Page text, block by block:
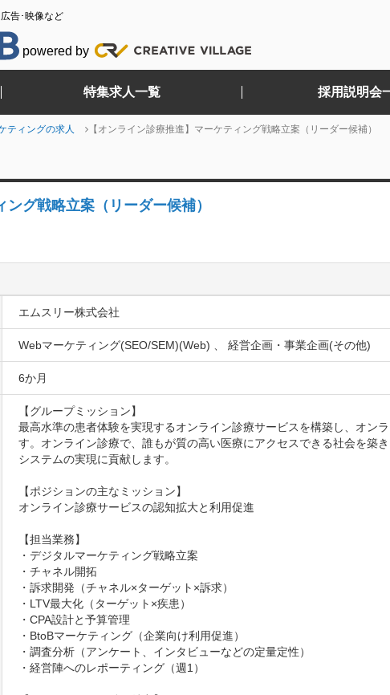
告･映像など
powered by
特集求人一覧 採用説明会
ティングの求人 【オンライン診療推進】マーケティング戦略立案（リーダー候補）
ング戦略立案（リーダー候補）
エムスリー株式会社
Webマーケティング(SEO/SEM)(Web) 、 経営企画・事業企画(その他)
6か月
【グループミッション】
最高水準の患者体験を実現するオンライン診療サービスを構築し、オン
す。オンライン診療で、誰もが質の高い医療にアクセスできる社会を築
システムの実現に貢献します。
【ポジションの主なミッション】
オンライン診療サービスの認知拡大と利用促進
【担当業務】
・デジタルマーケティング戦略立案
・チャネル開拓
・訴求開発（チャネル×ターゲット×訴求）
・LTV最大化（ターゲット×疾患）
・CPA設計と予算管理
・BtoBマーケティング（企業向け利用促進）
・調査分析（アンケート、インタビューなどの定量定性）
・経営陣へのレポーティング（週1）